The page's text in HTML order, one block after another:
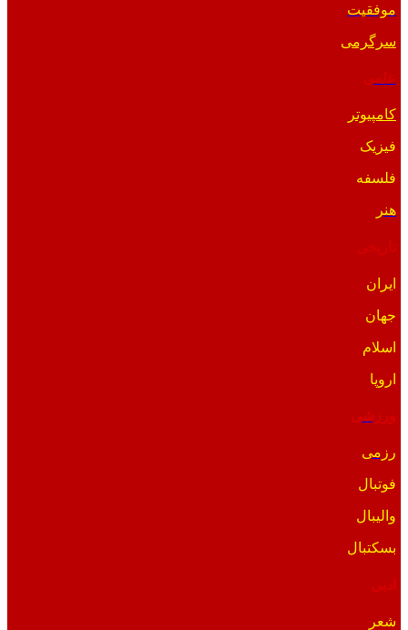
موفقیت
سرگرمی
کامپیوتر
فیزیک
فلسفه
هنر
ایران
جهان
اسلام
اروپا
ورزشی
رزمی
فوتبال
والیبال
بسکتبال
ادبی
شعر